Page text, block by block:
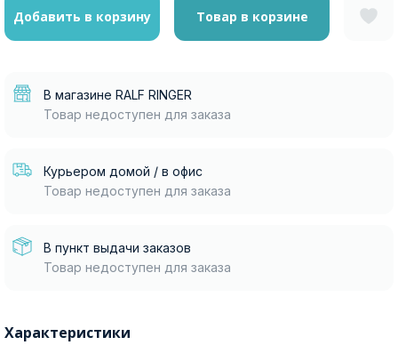
Добавить в корзину Товар в корзине
В магазине RALF RINGER
Товар недоступен для заказа
Курьером домой / в офис
Товар недоступен для заказа
В пункт выдачи заказов
Товар недоступен для заказа
Характеристики